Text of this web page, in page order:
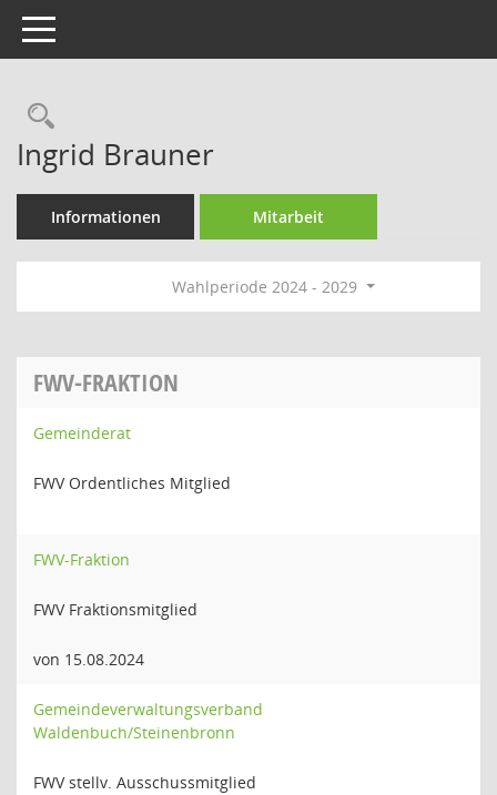
Toggle navigation
Rechercheauswahl
Ingrid Brauner
Informationen Mitarbeit
Wahlperiode 2024 - 2029
FWV-FRAKTION
Gemeinderat
FWV Ordentliches Mitglied
FWV-Fraktion
FWV Fraktionsmitglied
von 15.08.2024
Gemeindeverwaltungsverband
Waldenbuch/Steinenbronn
FWV stellv. Ausschussmitglied